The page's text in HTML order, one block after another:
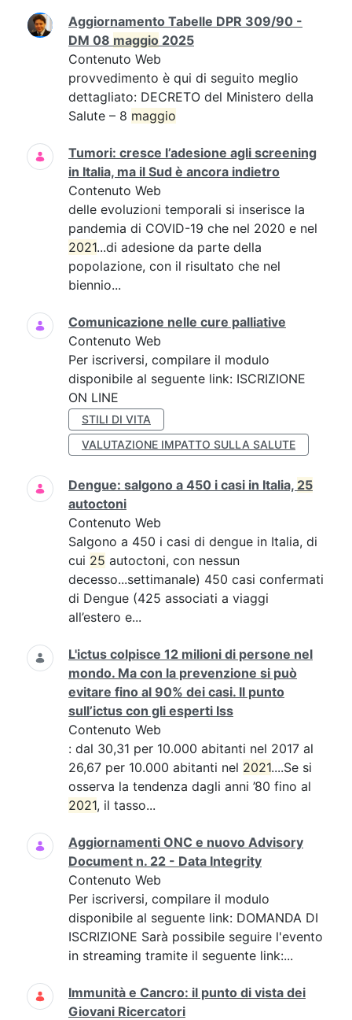
Aggiornamento Tabelle DPR 309/90 -
DM 08 maggio 2025
Contenuto Web
provvedimento è qui di seguito meglio
dettagliato: DECRETO del Ministero della
Salute – 8 maggio
Tumori: cresce l’adesione agli screening
in Italia, ma il Sud è ancora indietro
Contenuto Web
delle evoluzioni temporali si inserisce la
pandemia di COVID-19 che nel 2020 e nel
2021...di adesione da parte della
popolazione, con il risultato che nel
biennio...
Comunicazione nelle cure palliative
Contenuto Web
Per iscriversi, compilare il modulo
disponibile al seguente link: ISCRIZIONE
ON LINE
STILI DI VITA
VALUTAZIONE IMPATTO SULLA SALUTE
Dengue: salgono a 450 i casi in Italia, 25
autoctoni
Contenuto Web
Salgono a 450 i casi di dengue in Italia, di
cui 25 autoctoni, con nessun
decesso...settimanale) 450 casi confermati
di Dengue (425 associati a viaggi
all’estero e...
L'ictus colpisce 12 milioni di persone nel
mondo. Ma con la prevenzione si può
evitare fino al 90% dei casi. Il punto
sull’ictus con gli esperti Iss
Contenuto Web
: dal 30,31 per 10.000 abitanti nel 2017 al
26,67 per 10.000 abitanti nel 2021....Se si
osserva la tendenza dagli anni ’80 fino al
2021, il tasso...
Aggiornamenti ONC e nuovo Advisory
Document n. 22 - Data Integrity
Contenuto Web
Per iscriversi, compilare il modulo
disponibile al seguente link: DOMANDA DI
ISCRIZIONE Sarà possibile seguire l'evento
in streaming tramite il seguente link:...
Immunità e Cancro: il punto di vista dei
Giovani Ricercatori